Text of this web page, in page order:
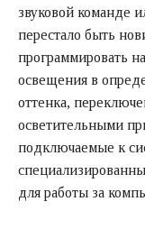
звуковой команде
перестало быть
программировать
освещения в
оттенка,
осветительными
подключаемые к
для работы за